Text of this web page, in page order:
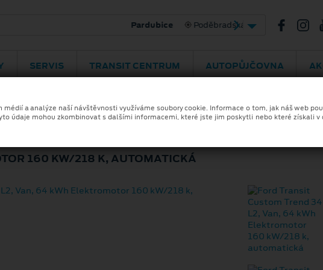
469 775 075
SERVIS TRANSIT CENTRUM AUTOPŮJČOVNA
CUSTOM TREND 340 L2
160 KW/218 K, AUTOMATICKÁ
a analýze naší návštěvnosti využíváme soubory cookie. Informace o tom, jak náš web
údaje mohou zkombinovat s dalšími informacemi, které jste jim poskytli nebo které získali v